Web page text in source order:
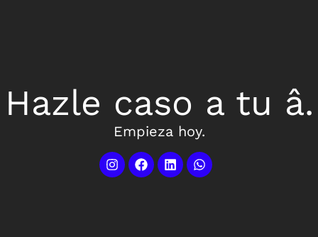
Hazle caso a tu â.
Empieza hoy.